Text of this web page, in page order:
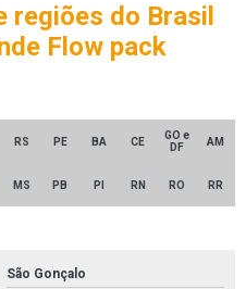
regiões do Brasil
Flow pack
RS PE BA CE
GO e
DF
AM
MS PB PI RN RO RR
São Gonçalo